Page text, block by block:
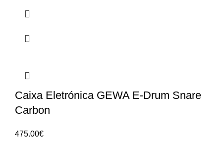
Caixa Eletrónica GEWA E-Drum Snare
Carbon
475.00€